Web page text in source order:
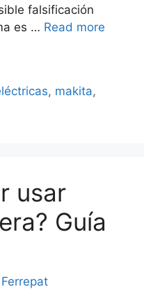
falsificación
es … Read more
, makita,
usar
Guía